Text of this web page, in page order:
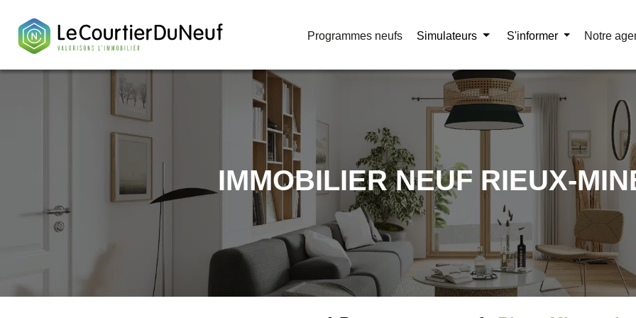
Programmes neufs Simulateurs S'informer Notre
Programmes neufs Simulateurs S'informer Notre
IMMOBILIER NEUF RIEUX-